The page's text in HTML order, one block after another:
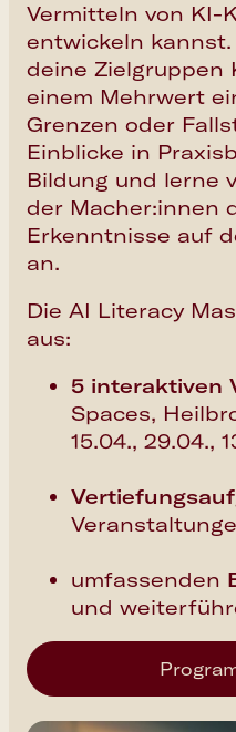
Vermitteln von KI-
entwickeln
deine Zielgruppen
einem Mehrwert
Grenzen oder
Einblicke in
Bildung und lerne
der Macher:innen
Erkenntnisse auf
an.
Die AI Literacy
aus:
5 interaktiven
Spaces,
15.04., 29.04.,
umfassenden
und